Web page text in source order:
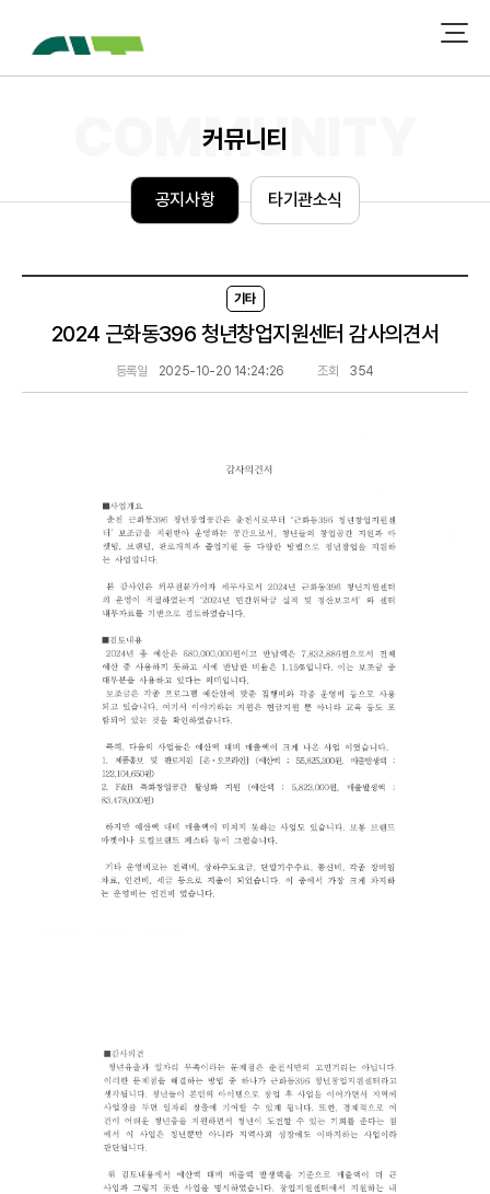
커뮤니티
공지 사항 타기관소식
기타
2024 근화동396 청년창업지원센터 감사의견서
등록일 2025-10-20 14:24:26 조회 354